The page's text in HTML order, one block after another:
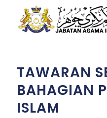
TAWARAN
BAHAGIAN
ISLAM